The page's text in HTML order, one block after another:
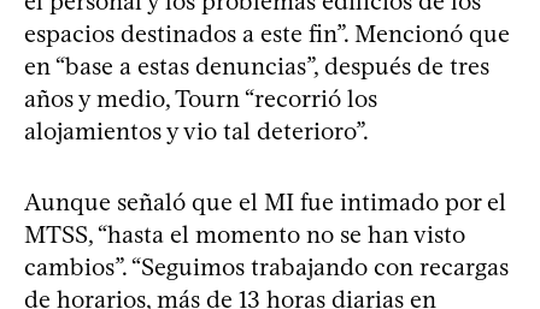
espacios destinados a este fin”. Mencionó que
en “base a estas denuncias”, después de tres
años y medio, Tourn “recorrió los
alojamientos y vio tal deterioro”.
Aunque señaló que el MI fue intimado por el
MTSS, “hasta el momento no se han visto
cambios”. “Seguimos trabajando con recargas
de horarios, más de 13 horas diarias en